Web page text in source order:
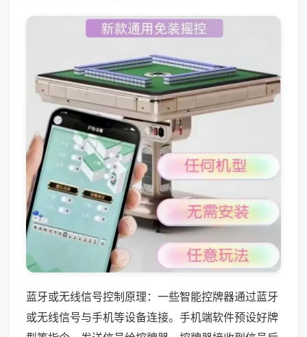
蓝牙或无线信号控制原理：一些智能控牌器通过蓝牙
或无线信号与手机等设备连接。手机端软件预设好牌